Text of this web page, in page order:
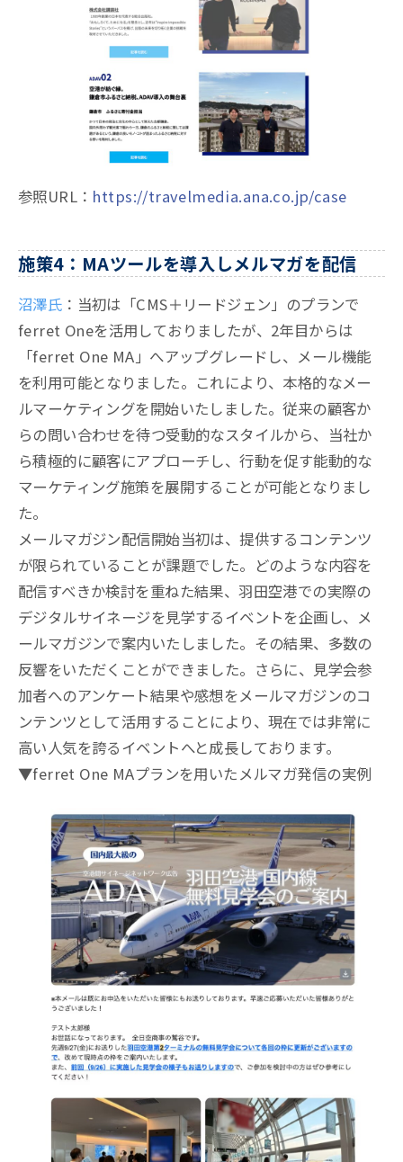
参照URL： https://travelmedia.ana.co.jp/case
施策4：MAツールを導入しメルマガを配信
沼澤氏 ：当初は「CMS＋リードジェン」のプランで
ferret Oneを活用しておりましたが、2年目からは
「ferret One MA」へアップグレードし、メール機能
を利用可能となりました。これにより、本格的なメー
ルマーケティングを開始いたしました。従来の顧客か
らの問い合わせを待つ受動的なスタイルから、当社か
ら積極的に顧客にアプローチし、行動を促す能動的な
マーケティング施策を展開することが可能となりまし
た。
メールマガジン配信開始当初は、提供するコンテンツ
が限られていることが課題でした。どのような内容を
配信すべきか検討を重ねた結果、羽田空港での実際の
デジタルサイネージを見学するイベントを企画し、メ
ールマガジンで案内いたしました。その結果、多数の
反響をいただくことができました。さらに、見学会参
加者へのアンケート結果や感想をメールマガジンのコ
ンテンツとして活用することにより、現在では非常に
高い人気を誇るイベントへと成長しております。
▼ferret One MAプランを用いたメルマガ発信の実例